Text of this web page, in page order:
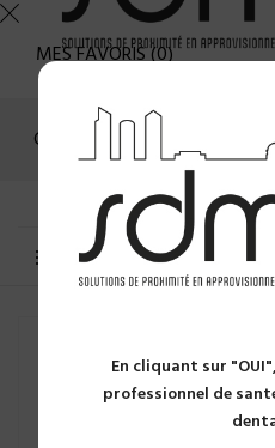
En cliquant sur
professionnel de
MES FAVORIS(0)
Connexion
MENU